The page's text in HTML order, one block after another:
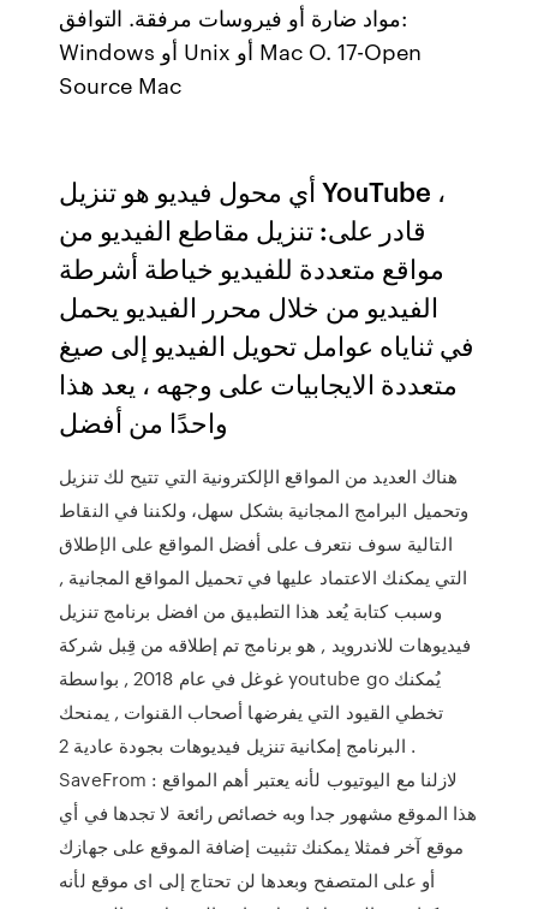
مواد ضارة أو فيروسات مرفقة. التوافق:
Windows أو Unix أو Mac O. 17-Open
Source Mac
أي محول فيديو هو تنزيل YouTube ،
قادر على: تنزيل مقاطع الفيديو من
مواقع متعددة للفيديو خياطة أشرطة
الفيديو من خلال محرر الفيديو يحمل
في ثناياه عوامل تحويل الفيديو إلى صيغ
متعددة الايجابيات على وجهه ، يعد هذا
واحدًا من أفضل
هناك العديد من المواقع الإلكترونية التي تتيح لك تنزيل
وتحميل البرامج المجانية بشكل سهل، ولكننا في النقاط
التالية سوف نتعرف على أفضل المواقع على الإطلاق
التي يمكنك الاعتماد عليها في تحميل المواقع المجانية ,
وسبب كتابة يُعد هذا التطبيق من افضل برنامج تنزيل
فيديوهات للاندرويد , هو برنامج تم إطلاقه من قِبل شركة
غوغل في عام 2018 , بواسطة youtube go يُمكنك
تخطي القيود التي يفرضها أصحاب القنوات , يمنحك
البرنامج إمكانية تنزيل فيديوهات بجودة عادية 2 .
SaveFrom : لازلنا مع اليوتيوب لأنه يعتبر أهم المواقع
هذا الموقع مشهور جدا وبه خصائص رائعة لا تجدها في أي
موقع آخر فمثلا يمكنك تثبيت إضافة الموقع على جهازك
أو على المتصفح وبعدها لن تحتاج إلى اى موقع لأنه